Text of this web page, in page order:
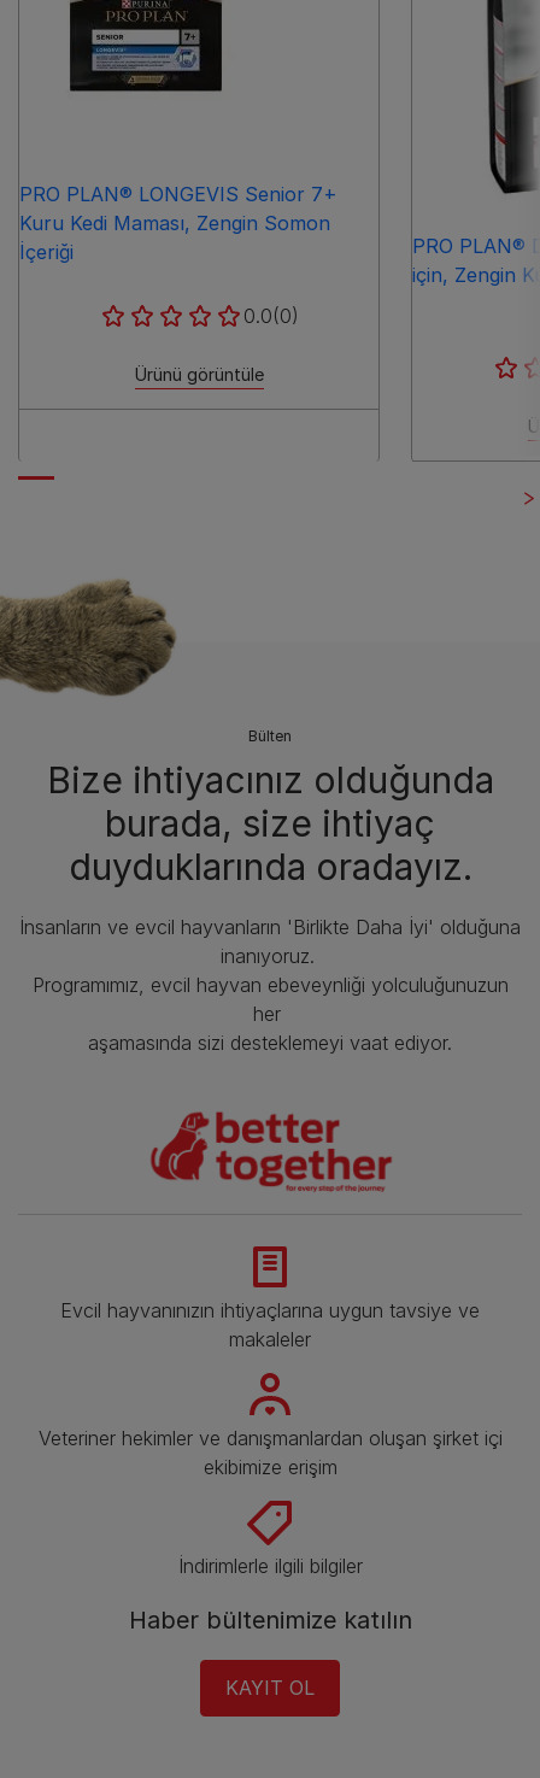
PRO PLAN® LONGEVIS Senior 7+
Kuru Kedi Maması, Zengin Somon
İçeriği
0.0(0)
Ürünü görüntüle
PRO PLAN®
için, Zengin
Bülten
Bize ihtiyacınız olduğunda
burada, size ihtiyaç
duyduklarında oradayız.
İnsanların ve evcil hayvanların 'Birlikte Daha İyi' olduğuna
inanıyoruz.
Programımız, evcil hayvan ebeveynliği yolculuğunuzun
her
aşamasında sizi desteklemeyi vaat ediyor.
Evcil hayvanınızın ihtiyaçlarına uygun tavsiye ve
makaleler
Veteriner hekimler ve danışmanlardan oluşan şirket içi
ekibimize erişim
İndirimlerle ilgili bilgiler​
Haber bültenimize katılın​
KAYIT OL​